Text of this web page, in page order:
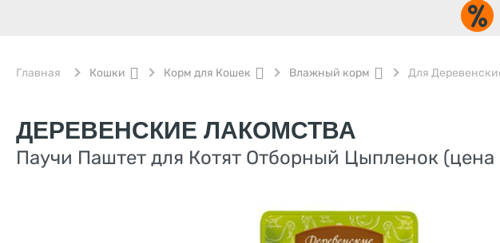
Главная Кошки Корм для Кошек Влажный корм Для
ДЕРЕВЕНСКИЕ ЛАКОМСТВА
Паучи Паштет для Котят Отборный Цыпленок (цена